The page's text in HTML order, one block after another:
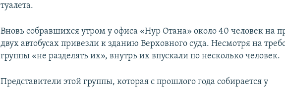
туалета.
Вновь собравшихся утром у офиса «Нур Отана» около 40 человек на
двух автобусах привезли к зданию Верховного суда. Несмотря на
группы «не разделять их», внутрь их впускали по несколько человек.
Представители этой группы, которая с прошлого года собирается у